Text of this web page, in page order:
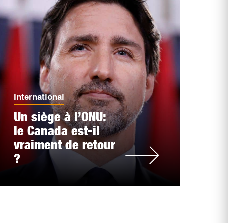
International
Un siège à l’ONU:
le Canada est-il
vraiment de retour
?